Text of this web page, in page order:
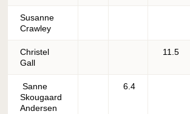
Susanne
Crawley
Christel
Gall
11.5
Sanne
Skougaard
Andersen
6.4